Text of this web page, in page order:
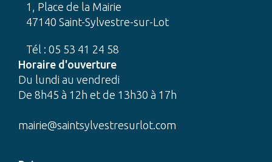
1, Place de la Mairie
47140 Saint-Sylvestre-sur-Lot
Tél : 05 53 41 24 58
Horaire d'ouverture
Du lundi au vendredi
De 8h45 à 12h et de 13h30 à 17h
mairie@saintsylvestresurlot.com